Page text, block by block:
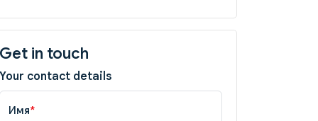
Get in touch
Your contact details
Имя*